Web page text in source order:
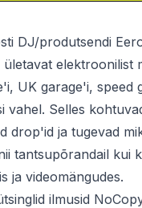
DJ/produtsendi
elektroonilist
UK garage'i, speed
vahel. Selles
drop'id ja tugevad
tantsupõrandail kui
ja videomängudes.
ilmusid